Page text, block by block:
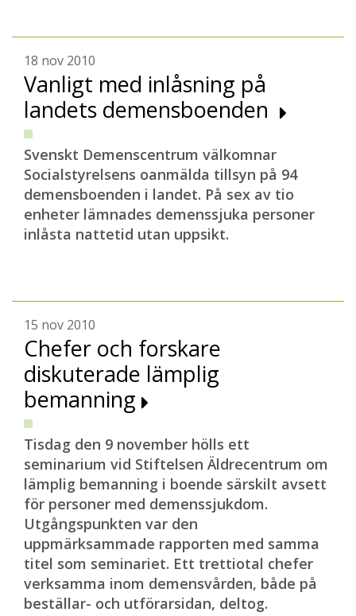
18 nov 2010
Vanligt med inlåsning på
landets demensboenden
Svenskt Demenscentrum välkomnar
Socialstyrelsens oanmälda tillsyn på 94
demensboenden i landet. På sex av tio
enheter lämnades demenssjuka personer
inlåsta nattetid utan uppsikt.
15 nov 2010
Chefer och forskare
diskuterade lämplig
bemanning
Tisdag den 9 november hölls ett
seminarium vid Stiftelsen Äldrecentrum om
lämplig bemanning i boende särskilt avsett
för personer med demenssjukdom.
Utgångspunkten var den
uppmärksammade rapporten med samma
titel som seminariet. Ett trettiotal chefer
verksamma inom demensvården, både på
beställar- och utförarsidan, deltog.